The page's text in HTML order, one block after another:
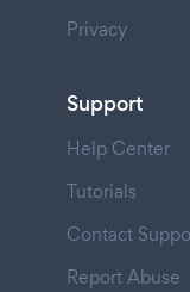
Privacy
Support
Help Center
Tutorials
Contact
Report Abuse